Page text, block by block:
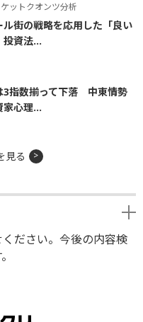
ットクオンツ分析
ル街の戦略を応用した「良い
投資法...
3指数揃って下落 中東情勢
家心理...
見る
ださい。今後の内容検